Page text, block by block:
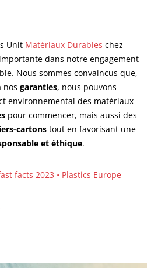
Unit Matériaux Durables chez
dans notre engagement
Nous sommes convaincus que,
nos garanties, nous pouvons
environnemental des matériaux
pour commencer, mais aussi des
cartons tout en favorisant une
et éthique.
facts 2023 • Plastics Europe